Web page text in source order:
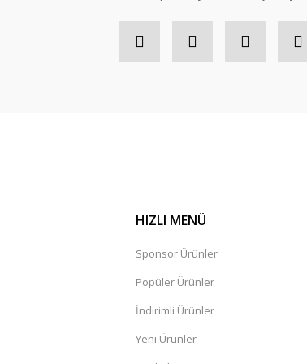
HIZLI MENÜ
Sponsor Ürünler
Popüler Ürünler
İndirimli Ürünler
Yeni Ürünler